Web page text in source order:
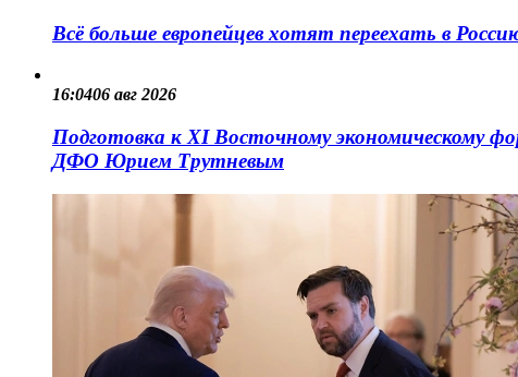
Всё больше европейцев хотят переехать в
16:0406 авг 2026
Подготовка к XI Восточному экономическому
ДФО Юрием Трутневым